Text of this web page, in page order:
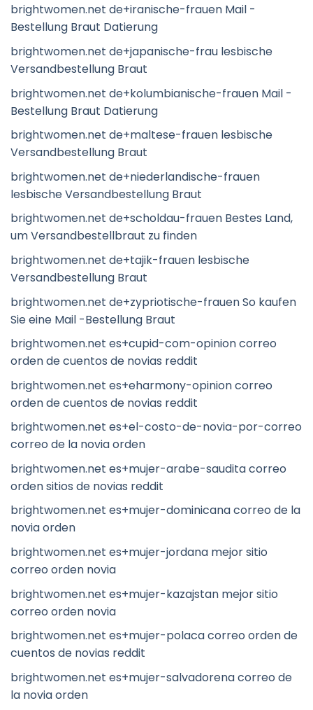
brightwomen.net de+iranische-frauen Mail -
Bestellung Braut Datierung
brightwomen.net de+japanische-frau lesbische
Versandbestellung Braut
brightwomen.net de+kolumbianische-frauen Mail -
Bestellung Braut Datierung
brightwomen.net de+maltese-frauen lesbische
Versandbestellung Braut
brightwomen.net de+niederlandische-frauen
lesbische Versandbestellung Braut
brightwomen.net de+scholdau-frauen Bestes Land,
um Versandbestellbraut zu finden
brightwomen.net de+tajik-frauen lesbische
Versandbestellung Braut
brightwomen.net de+zypriotische-frauen So kaufen
Sie eine Mail -Bestellung Braut
brightwomen.net es+cupid-com-opinion correo
orden de cuentos de novias reddit
brightwomen.net es+eharmony-opinion correo
orden de cuentos de novias reddit
brightwomen.net es+el-costo-de-novia-por-correo
correo de la novia orden
brightwomen.net es+mujer-arabe-saudita correo
orden sitios de novias reddit
brightwomen.net es+mujer-dominicana correo de la
novia orden
brightwomen.net es+mujer-jordana mejor sitio
correo orden novia
brightwomen.net es+mujer-kazajstan mejor sitio
correo orden novia
brightwomen.net es+mujer-polaca correo orden de
cuentos de novias reddit
brightwomen.net es+mujer-salvadorena correo de
la novia orden